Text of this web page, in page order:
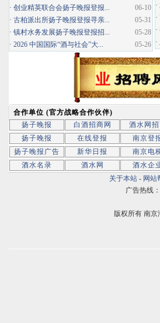
·
·
·
·
06-10
· 创业精英联合会扬子晚报登报...
05-31
· 古柏派出所扬子晚报登报寻亲...
05-28
· 镇村水务发展扬子晚报登报招...
05-26
· 2026 中国国际“酒与社会”大...
合作单位 (官方战略合作伙伴)
扬子晚报
白酒招商网 酒水网
扬子晚报
在线登报 南京登
扬子晚报广告
新华日报 南京电
酒水名录
酒水网 酒水企
关于本站 - 网站
广告热线
版权所有 南京